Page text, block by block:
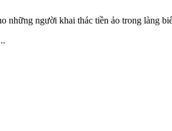
người khai thác tiền ảo trong làng